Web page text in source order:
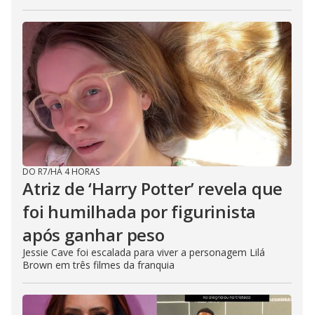
DO R7/HÁ 4 HORAS
Atriz de ‘Harry Potter’ revela que
foi humilhada por figurinista
após ganhar peso
Jessie Cave foi escalada para viver a personagem Lilá
Brown em três filmes da franquia